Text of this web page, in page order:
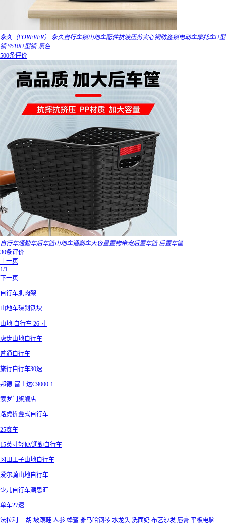
永久（FOREVER） 永久自行车锁山地车配件抗液压剪实心钢防盗锁电动车摩托车U型
锁 S510U型锁-黑色
500条评价
自行车通勤车后车篮山地车通勤车大容量置物带宠后置车篮 后置车筐
30条评价
上一页
1/1
下一页
自行车肌肉架
山地车碟刹铁块
山地 自行车 26 寸
虎步山地自行车
普通自行车
旅行自行车30速
邦德·富士达C9000-1
索罗门旗舰店
路虎折叠式自行车
25赛车
15英寸轻便/通勤自行车
冈田王子山地自行车
爱尔骑山地自行车
少儿自行车潮思汇
单车27速
法拉利 二胡 坡跟鞋 人参 蜂蜜 雅马哈钢琴 水龙头 洗面奶 布艺沙发 唇膏 平板电脑